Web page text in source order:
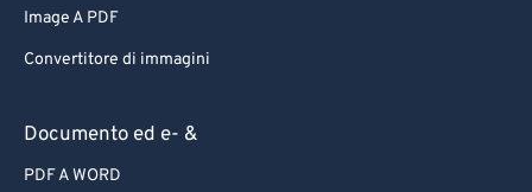
Image A PDF
Convertitore di immagini
Documento ed e- &
PDF A WORD